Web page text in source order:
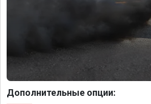
Дополнительные опции: